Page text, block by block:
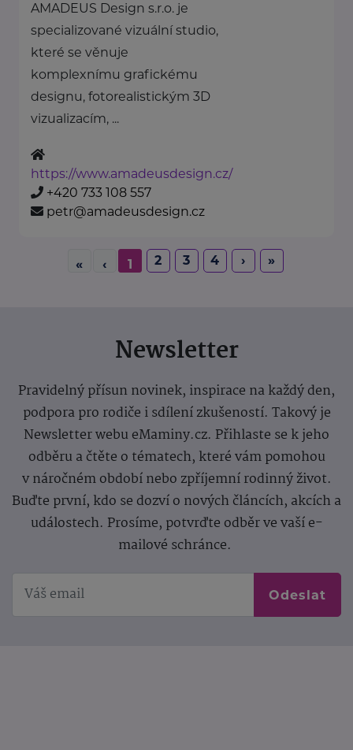
AMADEUS Design s.r.o. je
specializované vizuální studio,
které se věnuje
komplexnímu grafickému
designu, fotorealistickým 3D
vizualizacím, ...
https://www.amadeusdesign.cz/
+420 733 108 557
petr@amadeusdesign.cz
« ‹ 1 2 3 4 › »
Newsletter
Pravidelný přísun novinek, inspirace na každý den,
podpora pro rodiče i sdílení zkušeností. Takový je
Newsletter webu eMaminy.cz. Přihlaste se k jeho
odběru a čtěte o tématech, které vám pomohou
v náročném období nebo zpříjemní rodinný život.
Buďte první, kdo se dozví o nových článcích, akcích a
událostech. Prosíme, potvrďte odběr ve vaší e-
mailové schránce.
Odeslat